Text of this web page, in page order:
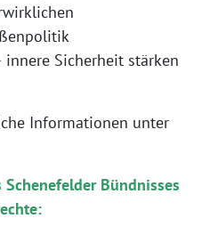
Sicherheit stärken
Informationen unter
Bündnisses